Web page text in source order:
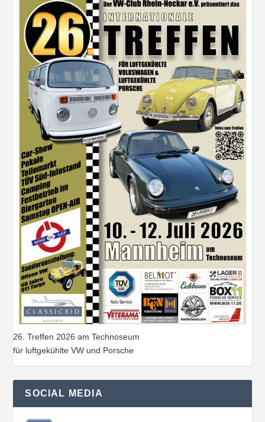
26. Treffen 2026 am Technoseum
für luftgekühlte VW und Porsche
SOCIAL MEDIA